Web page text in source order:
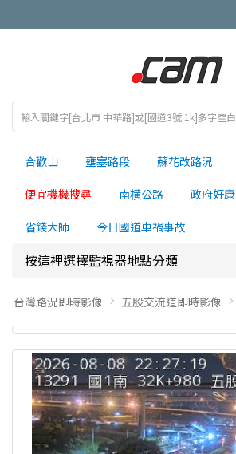
合歡山 壅塞路段 蘇花改路況
便宜機機搜尋 南横公路 政府好康
省錢大師 今日國道車禍事故
按這裡選擇監視器地點分類
台灣路況即時影像 五股交流道即時影像